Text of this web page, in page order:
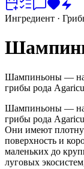
Ингредиент ·
Шампиньоны —
грибы рода
Шампиньоны —
грибы рода
Они имеют
поверхность и
маленьких до
луговых